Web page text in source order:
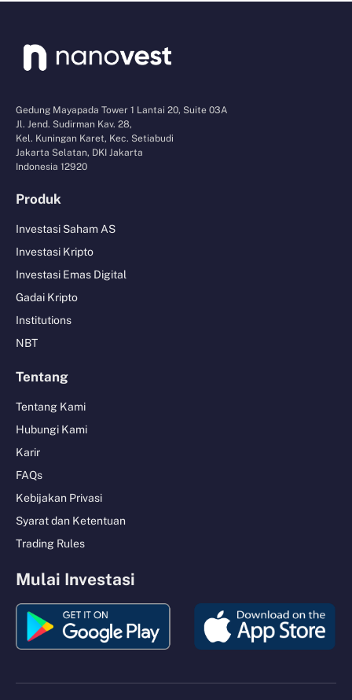
Gedung Mayapada Tower 1 Lantai 20, Suite 03A
Jl. Jend. Sudirman Kav. 28,
Kel. Kuningan Karet, Kec. Setiabudi
Jakarta Selatan, DKI Jakarta
Indonesia 12920
Produk
Investasi Saham AS
Investasi Kripto
Investasi Emas Digital
Gadai Kripto
Institutions
NBT
Tentang
Tentang Kami
Hubungi Kami
Karir
FAQs
Kebijakan Privasi
Syarat dan Ketentuan
Trading Rules
Mulai Investasi